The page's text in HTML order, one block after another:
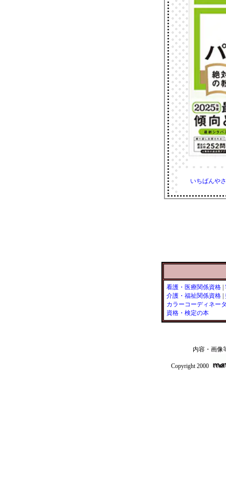
いちばんや
看護・医療関係資格
介護・福祉関係資格
カラーコーディネー
資格・検定の本
内容・画像
Copyright 2000